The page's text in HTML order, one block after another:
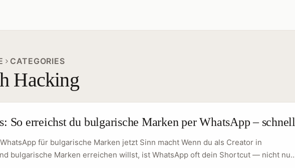
CATEGORIES
Hacking
So erreichst du bulgarische Marken per WhatsApp – schnell
für bulgarische Marken jetzt Sinn macht Wenn du als Creator in
bulgarische Marken erreichen willst, ist WhatsApp oft dein Shortcut — nicht nur